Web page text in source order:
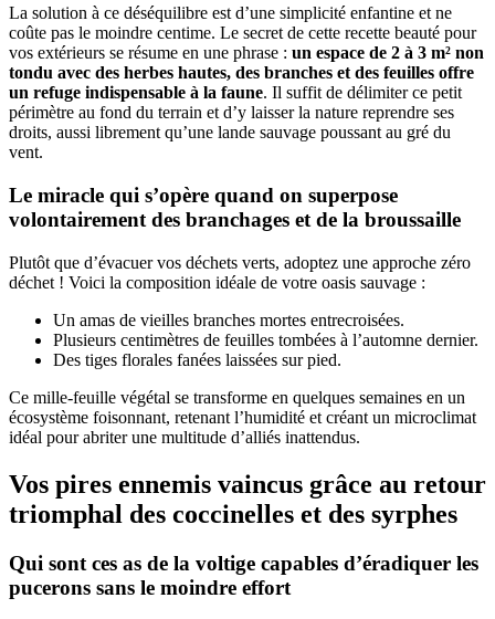
La solution à ce déséquilibre est d’une simplicité enfantine et ne
coûte pas le moindre centime. Le secret de cette recette beauté pour
vos extérieurs se résume en une phrase : un espace de 2 à 3 m² non
tondu avec des herbes hautes, des branches et des feuilles offre
un refuge indispensable à la faune. Il suffit de délimiter ce petit
périmètre au fond du terrain et d’y laisser la nature reprendre ses
droits, aussi librement qu’une lande sauvage poussant au gré du
vent.
Le miracle qui s’opère quand on superpose
volontairement des branchages et de la broussaille
Plutôt que d’évacuer vos déchets verts, adoptez une approche zéro
déchet ! Voici la composition idéale de votre oasis sauvage :
Un amas de vieilles branches mortes entrecroisées.
Plusieurs centimètres de feuilles tombées à l’automne dernier.
Des tiges florales fanées laissées sur pied.
Ce mille-feuille végétal se transforme en quelques semaines en un
écosystème foisonnant, retenant l’humidité et créant un microclimat
idéal pour abriter une multitude d’alliés inattendus.
Vos pires ennemis vaincus grâce au retour
triomphal des coccinelles et des syrphes
Qui sont ces as de la voltige capables d’éradiquer les
pucerons sans le moindre effort